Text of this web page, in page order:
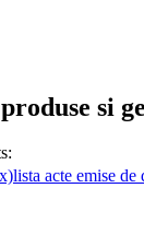
si
lista acte emise